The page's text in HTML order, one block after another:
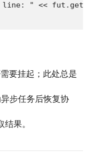
" << fut.get()
要挂起；此处总是
步任务后恢复协
结果。